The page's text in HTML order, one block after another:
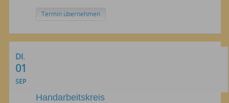
Termin übernehmen
DI.
01
SEP
Handarbeitskreis